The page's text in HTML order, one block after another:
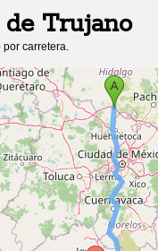
Trujano
por carretera.